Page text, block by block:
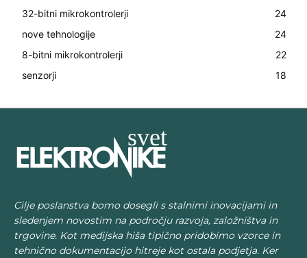
32-bitni mikrokontrolerji
24
nove tehnologije
24
8-bitni mikrokontrolerji
22
senzorji
18
Cilje poslanstva bomo dosegli s stalnimi inovacijami in
sledenjem novostim na področju razvoja, založništva in
trgovine. Kot medijska hiša tipično pridobimo vzorce in
tehnično dokumentacijo hitreje kot ostala podjetja. Ker